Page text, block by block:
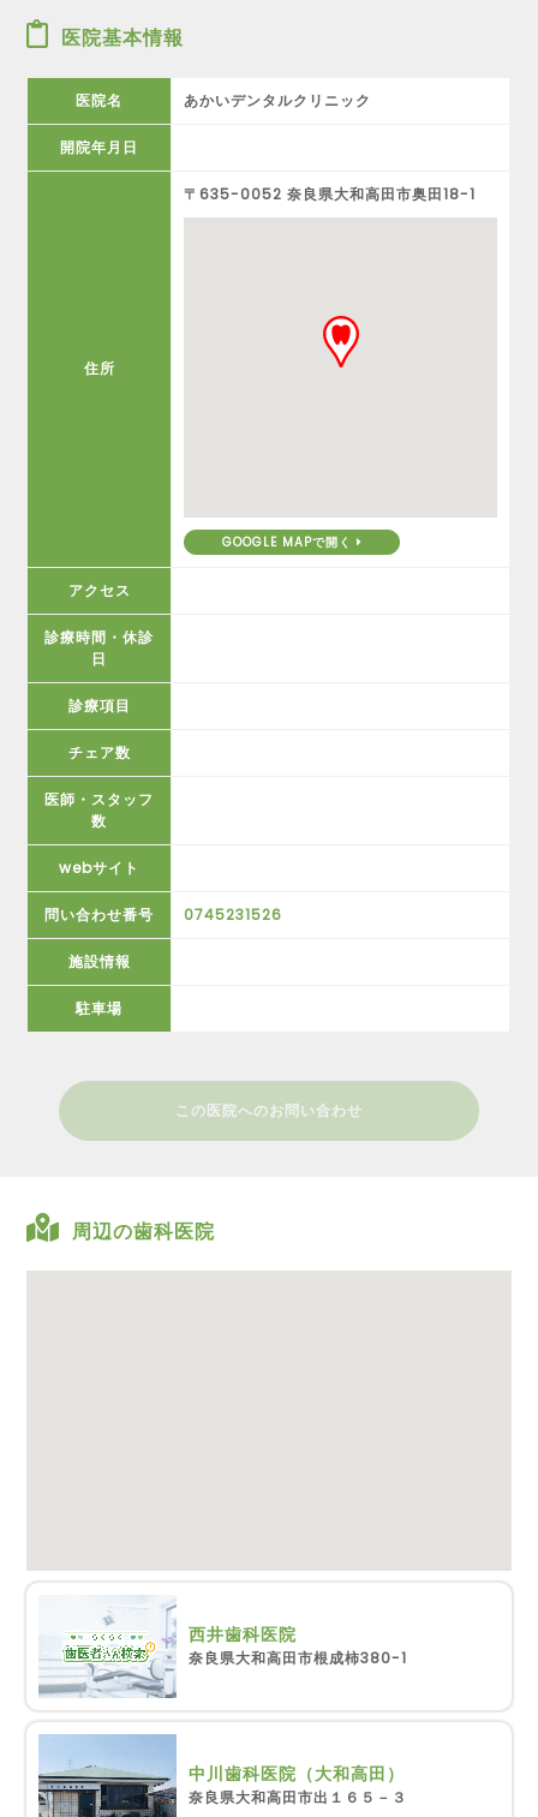
医院基本情報
医院名 あかいデンタルクリニック
開院年月日
住所
〒635-0052 奈良県大和高田市奥田18-1
GOOGLE MAPで開く
アクセス
診療時間・休診
日
診療項目
チェア数
医師・スタッフ
数
webサイト
問い合わせ番号 0745231526
施設情報
駐車場
この医院へのお問い合わせ
周辺の歯科医院
西井歯科医院
奈良県大和高田市根成柿380-1
中川歯科医院（大和高田）
奈良県大和高田市出１６５－３